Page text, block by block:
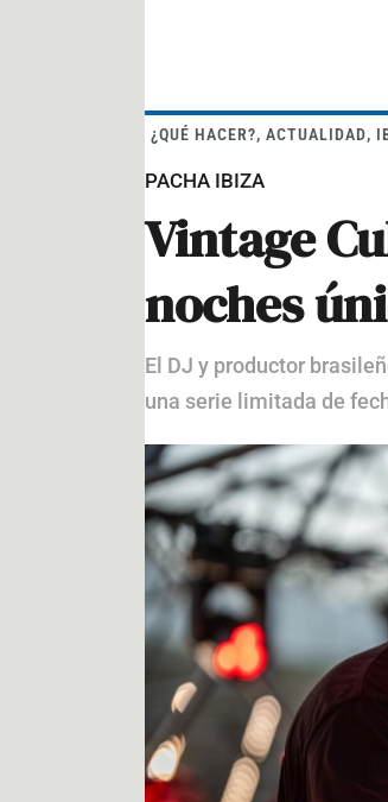
¿QUÉ HACER?, ACTUALIDAD,
PACHA IBIZA
Vintage
noches
El DJ y productor
una serie limitada de